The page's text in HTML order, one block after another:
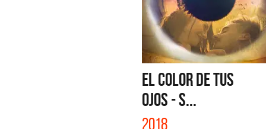
EL COLOR DE TUS
OJOS - S...
2018